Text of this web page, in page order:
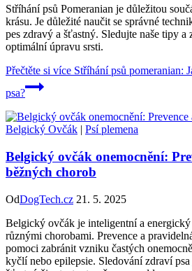
Stříhání psů Pomeranian je důležitou
krásu. Je důležité naučit se správné
pes zdravý a šťastný. Sledujte naše tipy a
optimální úpravu srsti.
Přečtěte si více Stříhání psů pomeranian:
psa?
Belgický Ovčák | Psí plemena
Belgický ovčák onemocnění:
běžných chorob
OdDogTech.cz 21. 5. 2025
Belgický ovčák je inteligentní a energický
různými chorobami. Prevence a
pomoci zabránit vzniku častých
kyčlí nebo epilepsie. Sledování zdraví